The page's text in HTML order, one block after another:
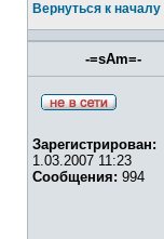
Вернуться к началу
-=sAm=-
Зарегистрирован:
1.03.2007 11:23
Сообщения: 994